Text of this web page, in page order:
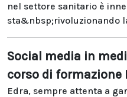
nel settore sanitario è
sta&nbsp;rivoluzionando
Social media in
corso di formazione
Edra, sempre attenta a